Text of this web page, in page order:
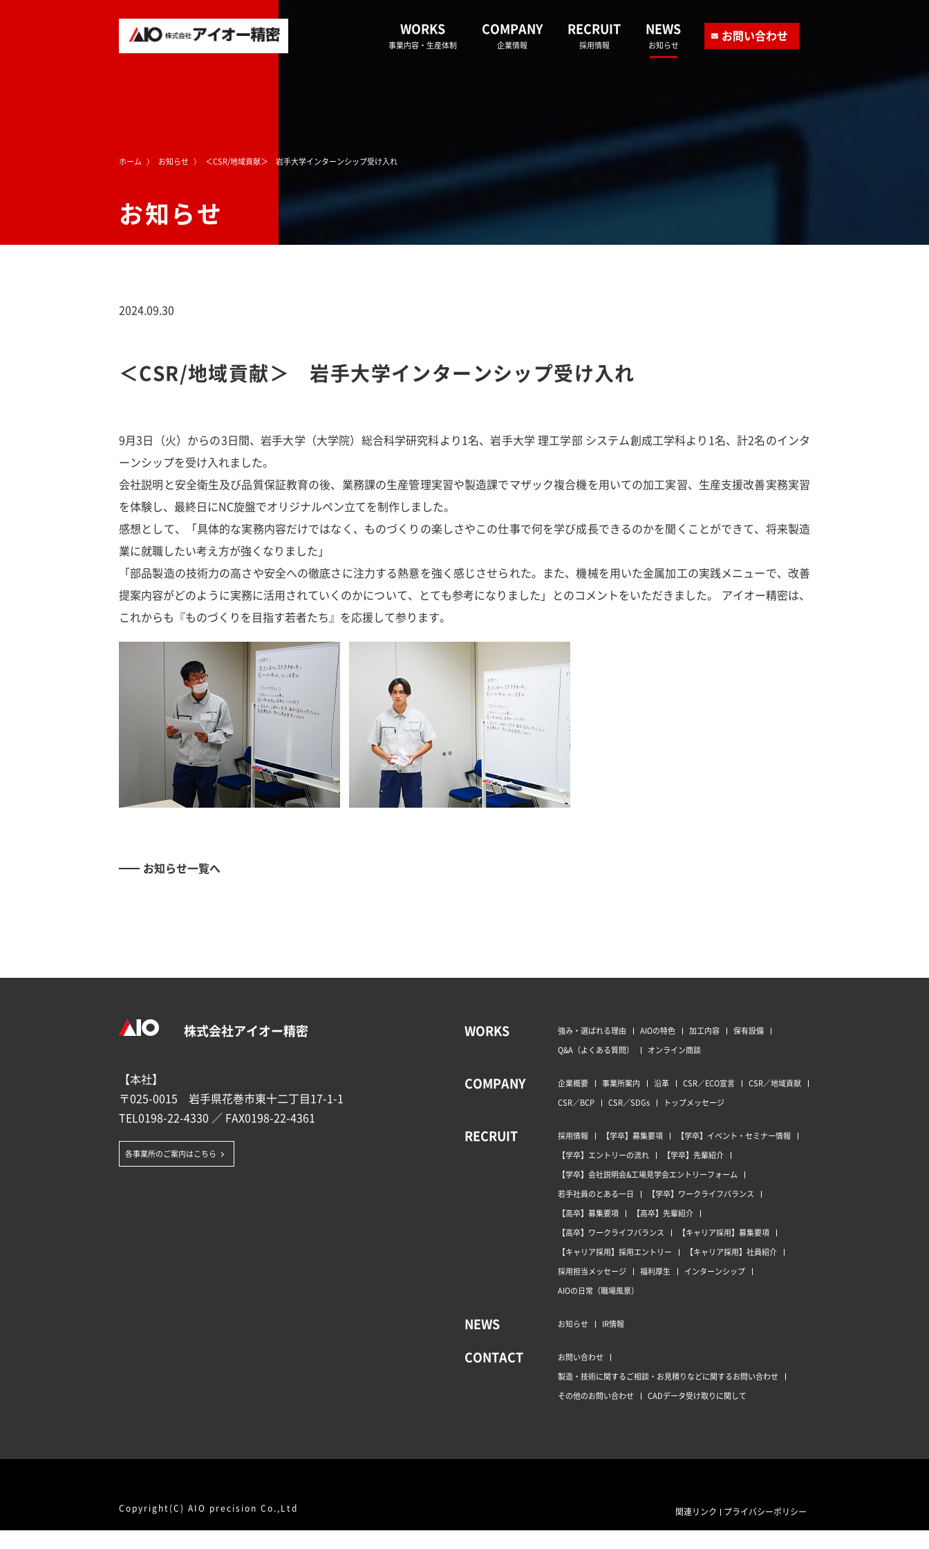
WORKS
事業内容・生産体制
COMPANY
企業情報
RECRUIT
採用情報
NEWS
お知らせ
お問い合わせ
ホーム お知らせ ＜CSR/地域貢献＞ 岩手大学インターンシップ受け入れ
お知らせ
2024.09.30
＜CSR/地域貢献＞ 岩手大学インターンシップ受け入れ
9月3日（火）からの3日間、岩手大学（大学院）総合科学研究科より1名、岩手大学 理工学部 システム創成工学科より1名、計2名のインタ
ーンシップを受け入れました。
会社説明と安全衛生及び品質保証教育の後、業務課の生産管理実習や製造課でマザック複合機を用いての加工実習、生産支援改善実務実習
を体験し、最終日にNC旋盤でオリジナルペン立てを制作しました。
感想として、「具体的な実務内容だけではなく、ものづくりの楽しさやこの仕事で何を学び成長できるのかを聞くことができて、将来製造
業に就職したい考え方が強くなりました」
「部品製造の技術力の高さや安全への徹底さに注力する熱意を強く感じさせられた。また、機械を用いた金属加工の実践メニューで、改善
提案内容がどのように実務に活用されていくのかについて、とても参考になりました」とのコメントをいただきました。 アイオー精密は、
これからも『ものづくりを目指す若者たち』を応援して参ります。
お知らせ一覧へ
株式会社アイオー精密
【本社】
〒025-0015 岩手県花巻市東十二丁目17-1-1
TEL0198-22-4330 ／ FAX0198-22-4361
各事業所のご案内はこちら
WORKS 強み・選ばれる理由 AIOの特色 加工内容
保有設備
Q&A（よくある質問）
オンライン商談
COMPANY 企業概要 事業所案内 沿革 CSR／ECO宣言
CSR／地域貢献
CSR／BCP
CSR／SDGs トップメッセージ
RECRUIT 採用情報 【学卒】募集要項
【学卒】イベント・セミナー情報
【学卒】エントリーの流れ
【学卒】先輩紹介
【学卒】会社説明会&工場見学会エントリーフォーム
若手社員のとある一日
【学卒】ワークライフバランス
【高卒】募集要項
【高卒】先輩紹介
【高卒】ワークライフバランス
【キャリア採用】募集要項
【キャリア採用】採用エントリー
【キャリア採用】社員紹介
採用担当メッセージ
福利厚生
インターンシップ
AIOの日常（職場風景）
NEWS お知らせ IR情報
CONTACT
お問い合わせ
製造・技術に関するご相談・お見積りなどに関するお問い合わせ
その他のお問い合わせ
CADデータ受け取りに関して
Copyright(C) AIO precision Co.,Ltd 関連リンク プライバシーポリシー